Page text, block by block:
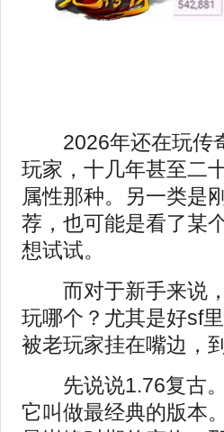
2026年还在玩传奇
玩家，十几年甚至二
属性那种。另一类是
荐，也可能是看了某
想试试。
而对于新手来说，
玩哪个？尤其是好sf
被老玩家挂在嘴边，
先说说1.76复古。
它叫做最经典的版本